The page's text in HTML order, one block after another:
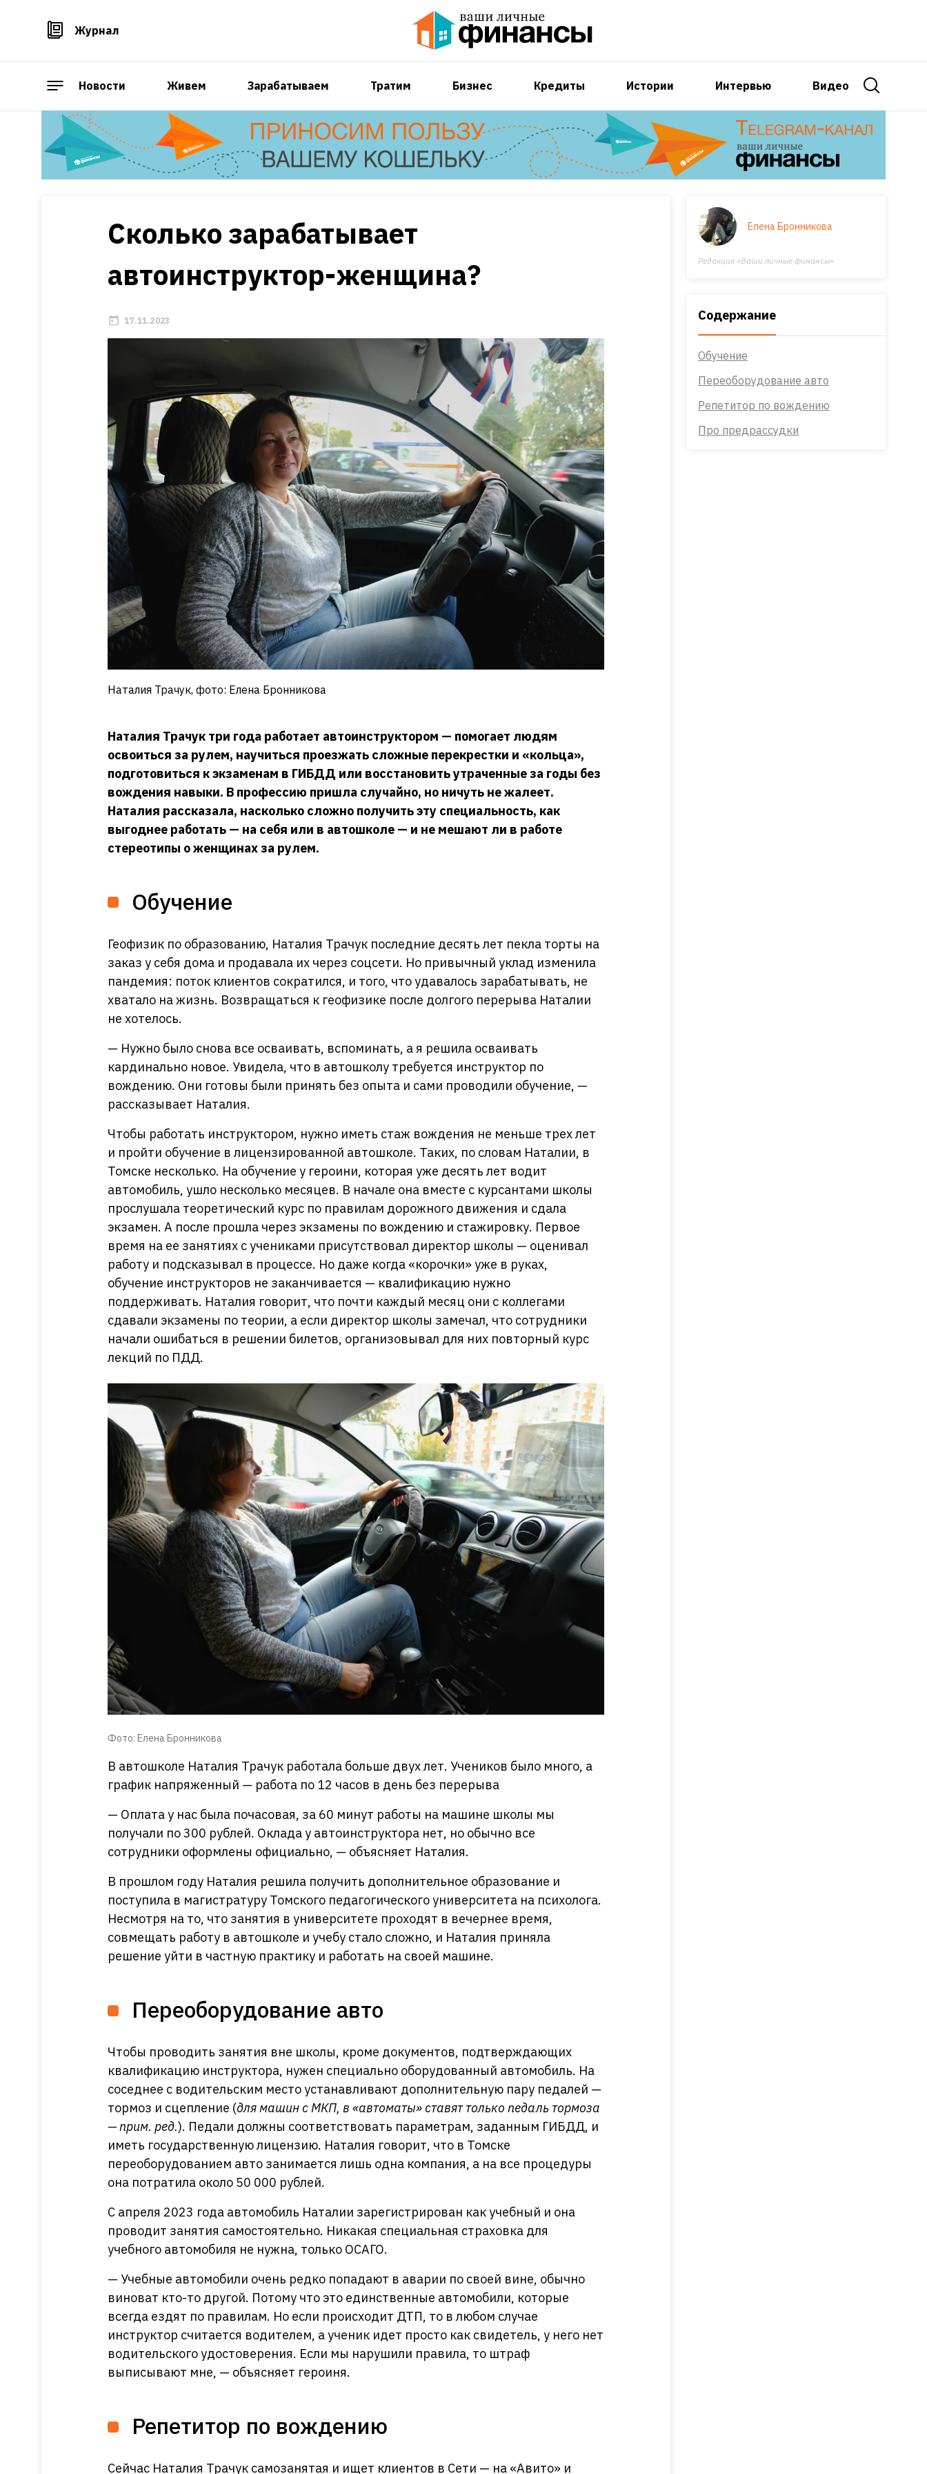
Журнал
Новости Живем Зарабатываем Тратим Бизнес Кредиты Истории Интервью Видео
Сколько зарабатывает
автоинструктор-женщина?
17.11.2023
Наталия Трачук, фото: Елена Бронникова
Елена Бронникова
Редакция «Ваши личные финансы»
Содержание
Обучение
Переоборудование авто
Репетитор по вождению
Про предрассудки
Наталия Трачук три года работает автоинструктором — помогает людям
освоиться за рулем, научиться проезжать сложные перекрестки и «кольца»,
подготовиться к экзаменам в ГИБДД или восстановить утраченные за годы без
вождения навыки. В профессию пришла случайно, но ничуть не жалеет.
Наталия рассказала, насколько сложно получить эту специальность, как
выгоднее работать — на себя или в автошколе — и не мешают ли в работе
стереотипы о женщинах за рулем.
Обучение
Геофизик по образованию, Наталия Трачук последние десять лет пекла торты на
заказ у себя дома и продавала их через соцсети. Но привычный уклад изменила
пандемия: поток клиентов сократился, и того, что удавалось зарабатывать, не
хватало на жизнь. Возвращаться к геофизике после долгого перерыва Наталии
не хотелось.
— Нужно было снова все осваивать, вспоминать, а я решила осваивать
кардинально новое. Увидела, что в автошколу требуется инструктор по
вождению. Они готовы были принять без опыта и сами проводили обучение, —
рассказывает Наталия.
Чтобы работать инструктором, нужно иметь стаж вождения не меньше трех лет
и пройти обучение в лицензированной автошколе. Таких, по словам Наталии, в
Томске несколько. На обучение у героини, которая уже десять лет водит
автомобиль, ушло несколько месяцев. В начале она вместе с курсантами школы
прослушала теоретический курс по правилам дорожного движения и сдала
экзамен. А после прошла через экзамены по вождению и стажировку. Первое
время на ее занятиях с учениками присутствовал директор школы — оценивал
работу и подсказывал в процессе. Но даже когда «корочки» уже в руках,
обучение инструкторов не заканчивается — квалификацию нужно
поддерживать. Наталия говорит, что почти каждый месяц они с коллегами
сдавали экзамены по теории, а если директор школы замечал, что сотрудники
начали ошибаться в решении билетов, организовывал для них повторный курс
лекций по ПДД.
Фото: Елена Бронникова
В автошколе Наталия Трачук работала больше двух лет. Учеников было много, а
график напряженный — работа по 12 часов в день без перерыва
— Оплата у нас была почасовая, за 60 минут работы на машине школы мы
получали по 300 рублей. Оклада у автоинструктора нет, но обычно все
сотрудники оформлены официально, — объясняет Наталия.
В прошлом году Наталия решила получить дополнительное образование и
поступила в магистратуру Томского педагогического университета на психолога.
Несмотря на то, что занятия в университете проходят в вечернее время,
совмещать работу в автошколе и учебу стало сложно, и Наталия приняла
решение уйти в частную практику и работать на своей машине.
Переоборудование авто
Чтобы проводить занятия вне школы, кроме документов, подтверждающих
квалификацию инструктора, нужен специально оборудованный автомобиль. На
соседнее с водительским место устанавливают дополнительную пару педалей —
тормоз и сцепление (для машин с МКП, в «автоматы» ставят только педаль тормоза
— прим. ред.). Педали должны соответствовать параметрам, заданным ГИБДД, и
иметь государственную лицензию. Наталия говорит, что в Томске
переоборудованием авто занимается лишь одна компания, а на все процедуры
она потратила около 50 000 рублей.
С апреля 2023 года автомобиль Наталии зарегистрирован как учебный и она
проводит занятия самостоятельно. Никакая специальная страховка для
учебного автомобиля не нужна, только ОСАГО.
— Учебные автомобили очень редко попадают в аварии по своей вине, обычно
виноват кто-то другой. Потому что это единственные автомобили, которые
всегда ездят по правилам. Но если происходит ДТП, то в любом случае
инструктор считается водителем, а ученик идет просто как свидетель, у него нет
водительского удостоверения. Если мы нарушили правила, то штраф
выписывают мне, — объясняет героиня.
Репетитор по вождению
Сейчас Наталия Трачук самозанятая и ищет клиентов в Сети — на «Авито» и